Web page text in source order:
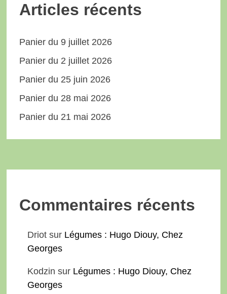
Articles récents
Panier du 9 juillet 2026
Panier du 2 juillet 2026
Panier du 25 juin 2026
Panier du 28 mai 2026
Panier du 21 mai 2026
Commentaires récents
Driot sur Légumes : Hugo Diouy, Chez
Georges
Kodzin sur Légumes : Hugo Diouy, Chez
Georges